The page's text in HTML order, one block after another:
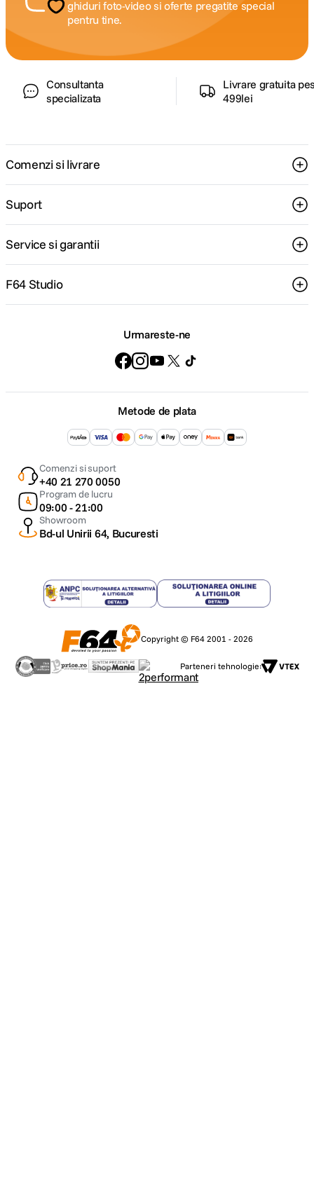
ghiduri foto-video si oferte pregatite special
pentru tine.
Consultanta
specializata
Livrare gratuita
499lei
Comenzi si livrare
Suport
Service si garantii
F64 Studio
Urmareste-ne
Metode de plata
Comenzi si suport
+40 21 270 0050
Program de lucru
09:00 - 21:00
Showroom
Bd-ul Unirii 64, Bucuresti
Copyright © F64 2001 - 2026
Parteneri tehnologie: